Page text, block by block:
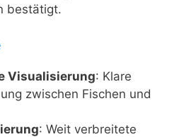
bestätigt.
Visualisierung: Klare
zwischen Fischen und
: Weit verbreitete